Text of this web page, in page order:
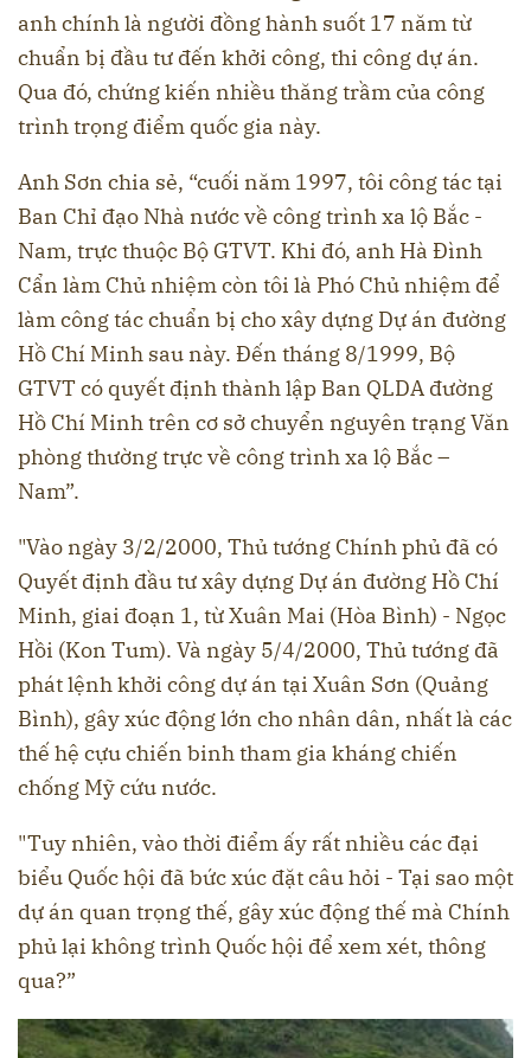
anh chính là người đồng hành suốt 17 năm từ
chuẩn bị đầu tư đến khởi công, thi công dự án.
Qua đó, chứng kiến nhiều thăng trầm của công
trình trọng điểm quốc gia này.
Anh Sơn chia sẻ, “cuối năm 1997, tôi công tác tại
Ban Chỉ đạo Nhà nước về công trình xa lộ Bắc -
Nam, trực thuộc Bộ GTVT. Khi đó, anh Hà Đình
Cẩn làm Chủ nhiệm còn tôi là Phó Chủ nhiệm để
làm công tác chuẩn bị cho xây dựng Dự án đường
Hồ Chí Minh sau này. Đến tháng 8/1999, Bộ
GTVT có quyết định thành lập Ban QLDA đường
Hồ Chí Minh trên cơ sở chuyển nguyên trạng Văn
phòng thường trực về công trình xa lộ Bắc –
Nam”.
"Vào ngày 3/2/2000, Thủ tướng Chính phủ đã có
Quyết định đầu tư xây dựng Dự án đường Hồ Chí
Minh, giai đoạn 1, từ Xuân Mai (Hòa Bình) - Ngọc
Hồi (Kon Tum). Và ngày 5/4/2000, Thủ tướng đã
phát lệnh khởi công dự án tại Xuân Sơn (Quảng
Bình), gây xúc động lớn cho nhân dân, nhất là các
thế hệ cựu chiến binh tham gia kháng chiến
chống Mỹ cứu nước.
"Tuy nhiên, vào thời điểm ấy rất nhiều các đại
biểu Quốc hội đã bức xúc đặt câu hỏi - Tại sao một
dự án quan trọng thế, gây xúc động thế mà Chính
phủ lại không trình Quốc hội để xem xét, thông
qua?”